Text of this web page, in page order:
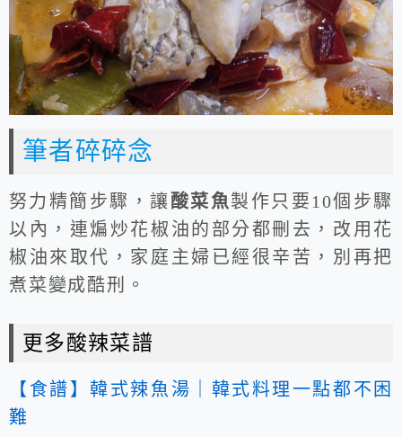
筆者碎碎念
努力精簡步驟，讓酸菜魚製作只要10個步驟
以內，連煸炒花椒油的部分都刪去，改用花
椒油來取代，家庭主婦已經很辛苦，別再把
煮菜變成酷刑。
更多酸辣菜譜
【食譜】韓式辣魚湯｜韓式料理一點都不困
難